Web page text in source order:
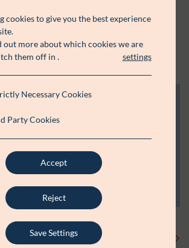
den enkeltes selvværd og tro på egne
støttet med 50.000 kr.
prologteater
cookies to give you the best experience
out more about which cookies we are
them off in
settings
.
Necessary Cookies
Party Cookies
Accept
Reject
Save Settings